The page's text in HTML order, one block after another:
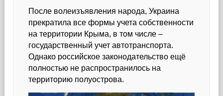
После волеизъявления народа, Украина
прекратила все формы учета собственности
на территории Крыма, в том числе –
государственный учет автотранспорта.
Однако российское законодательство ещё
полностью не распространилось на
территорию полуострова.